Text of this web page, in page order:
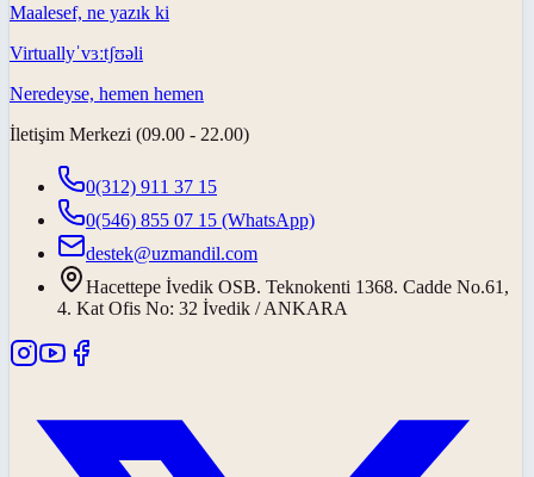
Maalesef, ne yazık ki
Virtuallyˈvɜːtʃʊəli
Neredeyse, hemen hemen
İletişim Merkezi (09.00 - 22.00)
0(312) 911 37 15
0(546) 855 07 15 (WhatsApp)
destek@uzmandil.com
Hacettepe İvedik OSB. Teknokenti 1368. Cadde No.61,
4. Kat Ofis No: 32 İvedik / ANKARA